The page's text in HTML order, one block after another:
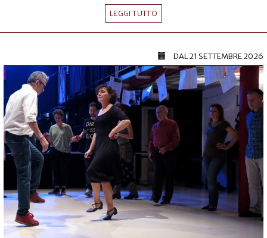
LEGGI TUTTO
DAL21 SETTEMBRE 2026